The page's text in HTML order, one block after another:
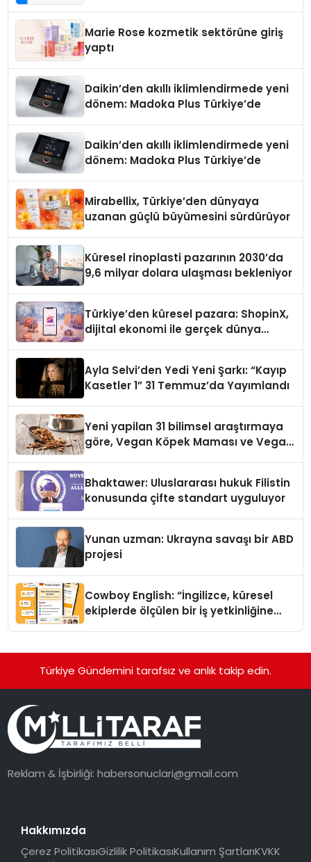
Marie Rose kozmetik sektörüne giriş
yaptı
Daikin’den akıllı iklimlendirmede yeni
dönem: Madoka Plus Türkiye’de
Daikin’den akıllı iklimlendirmede yeni
dönem: Madoka Plus Türkiye’de
Mirabellix, Türkiye’den dünyaya
uzanan güçlü büyümesini sürdürüyor
Küresel rinoplasti pazarının 2030’da
9,6 milyar dolara ulaşması bekleniyor
Türkiye’den küresel pazara: ShopinX,
dijital ekonomi ile gerçek dünya
Ayla Selvi’den Yedi Yeni Şarkı: “Kayıp
Kasetler 1” 31 Temmuz’da Yayımlandı
Yeni yapilan 31 bilimsel araştırmaya
göre, Vegan Köpek Maması ve Vegan
Bhaktawer: Uluslararası hukuk Filistin
konusunda çifte standart uyguluyor
Yunan uzman: Ukrayna savaşı bir ABD
projesi
Cowboy English: “İngilizce, küresel
ekiplerde ölçülen bir iş yetkinliğine
Türkiye Gündemini tarafsız ve anlık takip edin.
Reklam & İşbirliği:habersonuclari@gmail.com
Hakkımızda
Çerez PolitikasıGizlilik PolitikasıKullanım ŞartlarıKVKK